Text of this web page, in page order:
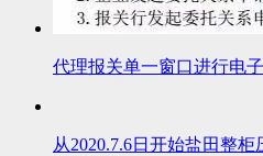
代理报关单一窗口进行电
从2020.7.6日开始盐田整